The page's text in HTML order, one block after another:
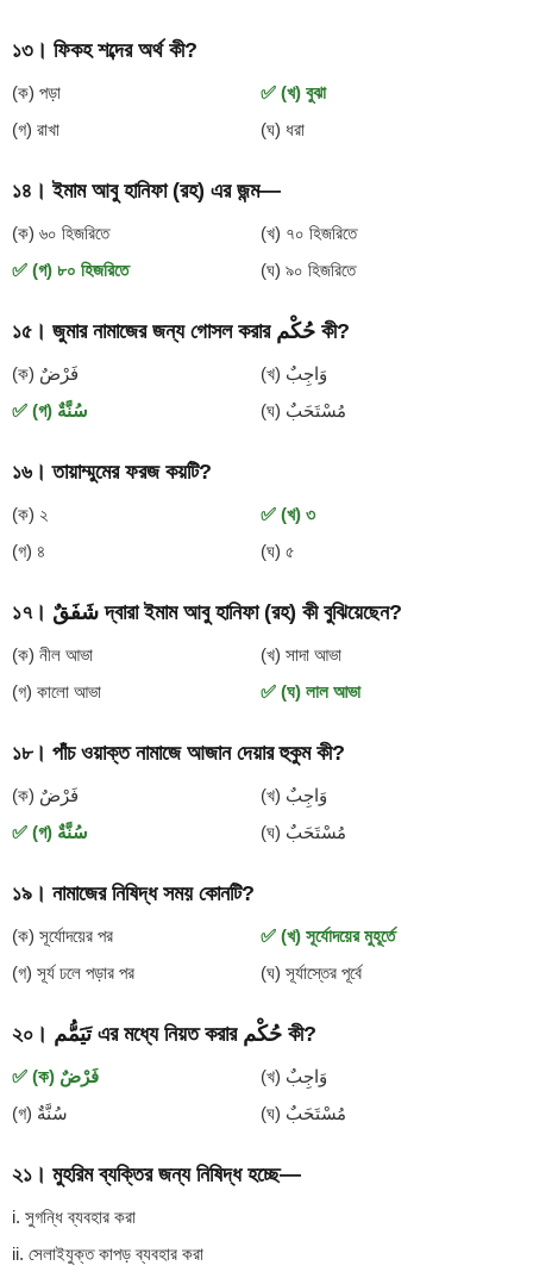
১৩। ফিকহ শব্দের অর্থ কী?
(ক) পড়া
✅ (খ) বুঝা
(গ) রাখা
(ঘ) ধরা
১৪। ইমাম আবু হানিফা (রহ) এর জন্ম—
(ক) ৬০ হিজরিতে
(খ) ৭০ হিজরিতে
✅ (গ) ৮০ হিজরিতে
(ঘ) ৯০ হিজরিতে
১৫। জুমার নামাজের জন্য গোসল করার حُكْم কী?
(ক) فَرْضٌ
(খ) وَاجِبٌ
✅ (গ) سُنَّةٌ
(ঘ) مُسْتَحَبٌ
১৬। তায়াম্মুমের ফরজ কয়টি?
(ক) ২
✅ (খ) ৩
(গ) ৪
(ঘ) ৫
১৭। شَفَقٌ দ্বারা ইমাম আবু হানিফা (রহ) কী বুঝিয়েছেন?
(ক) নীল আভা
(খ) সাদা আভা
(গ) কালো আভা
✅ (ঘ) লাল আভা
১৮। পাঁচ ওয়াক্ত নামাজে আজান দেয়ার হুকুম কী?
(ক) فَرْضٌ
(খ) وَاجِبٌ
✅ (গ) سُنَّةٌ
(ঘ) مُسْتَحَبٌ
১৯। নামাজের নিষিদ্ধ সময় কোনটি?
(ক) সূর্যোদয়ের পর
✅ (খ) সূর্যোদয়ের মুহূর্তে
(গ) সূর্য ঢলে পড়ার পর
(ঘ) সূর্যাস্তের পূর্বে
২০। تَيَمُّم এর মধ্যে নিয়ত করার حُكْم কী?
✅ (ক) فَرْضٌ
(খ) وَاجِبٌ
(গ) سُنَّةٌ
(ঘ) مُسْتَحَبٌ
২১। মুহরিম ব্যক্তির জন্য নিষিদ্ধ হচ্ছে—
i. সুগন্ধি ব্যবহার করা
ii. সেলাইযুক্ত কাপড় ব্যবহার করা